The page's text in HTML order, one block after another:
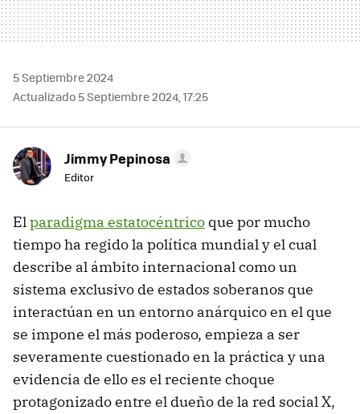
5 Septiembre 2024
Actualizado 5 Septiembre 2024, 17:25
Jimmy Pepinosa
Editor
Elparadigma estatocéntrico que por mucho
tiempo ha regido la política mundial y el cual
describe al ámbito internacional como un
sistema exclusivo de estados soberanos que
interactúan en un entorno anárquico en el que
se impone el más poderoso, empieza a ser
severamente cuestionado en la práctica y una
evidencia de ello es el reciente choque
protagonizado entre el dueño de la red social X,